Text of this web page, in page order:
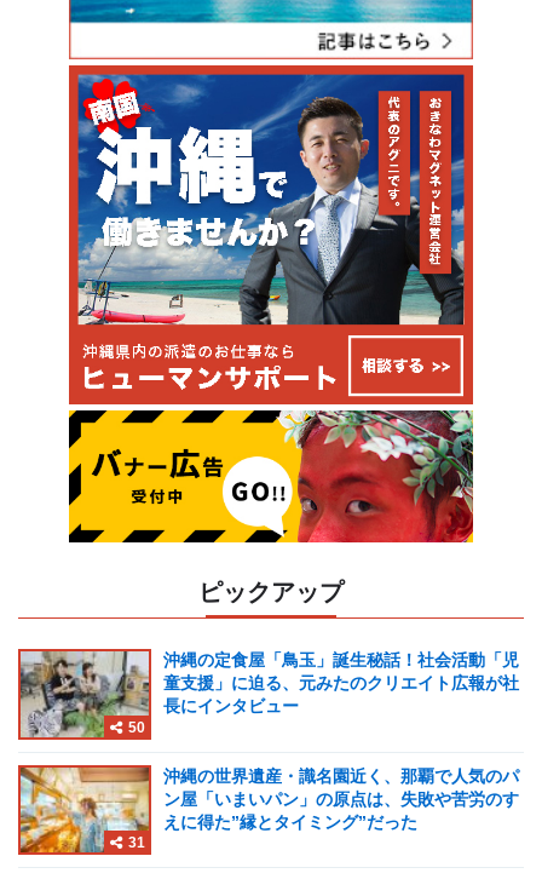
ピックアップ
50
沖縄の定食屋「鳥玉」誕生秘話！社会活動「児
童支援」に迫る、元みたのクリエイト広報が社
長にインタビュー
31
沖縄の世界遺産・識名園近く、那覇で人気のパ
ン屋「いまいパン」の原点は、失敗や苦労のす
えに得た”縁とタイミング”だった